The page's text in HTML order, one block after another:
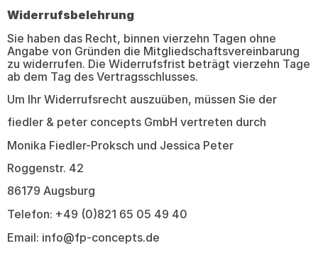
Widerrufsbelehrung
Sie haben das Recht, binnen vierzehn Tagen ohne
Angabe von Gründen die Mitgliedschaftsvereinbarung
zu widerrufen. Die Widerrufsfrist beträgt vierzehn Tage
ab dem Tag des Vertragsschlusses.
Um Ihr Widerrufsrecht auszuüben, müssen Sie der
fiedler & peter concepts GmbH vertreten durch
Monika Fiedler-Proksch und Jessica Peter
Roggenstr. 42
86179 Augsburg
Telefon: +49 (0)821 65 05 49 40
Email: info@fp-concepts.de